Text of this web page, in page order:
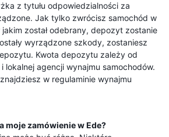
z tytułu odpowiedzialności za
Jak tylko zwrócisz samochód w
został odebrany, depozyt zostanie
wyrządzone szkody, zostaniesz
Kwota depozytu zależy od
lokalnej agencji wynajmu samochodów.
w regulaminie wynajmu
moje zamówienie wEde?